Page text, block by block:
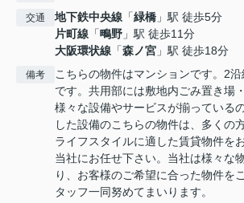
交通 地下鉄中央線 「緑橋 」駅 徒歩5分
片町線 「鴫野 」駅 徒歩11分
大阪環状線 「森ノ宮 」駅 徒歩18分
備考
こちらの物件はマンションです。2
です。共用部には敷地内ごみ置き場
様々な設備やサービスが揃っている
した設備のこちらの物件は、多くの
ライフスタイルに適した賃貸物件を
当社にお任せ下さい。当社は様々な
り、お客様のご希望に合った物件を
タッフ一同努めてまいります。